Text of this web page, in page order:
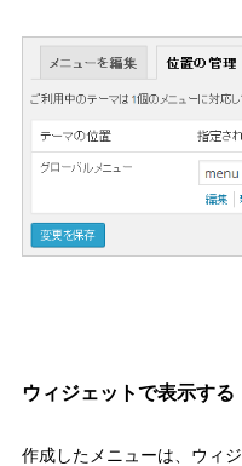
ウィジェットで表示する
作成したメニューは、ウィ